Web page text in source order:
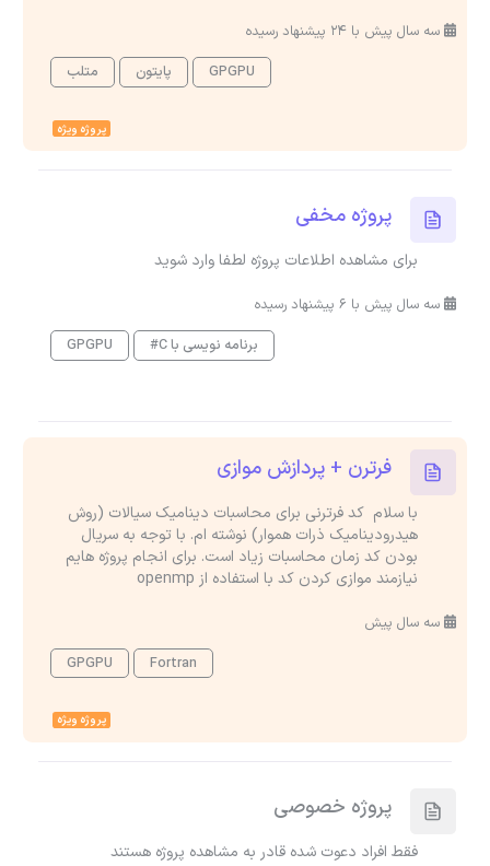
سه سال پیش با 24 پیشنهاد رسیده
GPGPU
پایتون متلب
پروژه ویژه
پروژه مخفی
برای مشاهده اطلاعات پروژه لطفا وارد شوید
سه سال پیش با 6 پیشنهاد رسیده
برنامه نویسی با C#
GPGPU
فرترن + پردازش موازی
با سلام کد فرترنی برای محاسبات دینامیک سیالات (روش
هیدرودینامیک ذرات هموار) نوشته ام. با توجه به سریال
بودن کد زمان محاسبات زیاد است. برای انجام پروژه هایم
نیازمند موازی کردن کد با استفاده از openmp
سه سال پیش
Fortran
GPGPU
پروژه ویژه
پروژه خصوصی
فقط افراد دعوت شده قادر به مشاهده پروژه هستند